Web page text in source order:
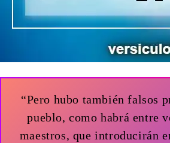
“Pero hubo también falsos
pueblo, como habrá entre
maestros, que introducirán